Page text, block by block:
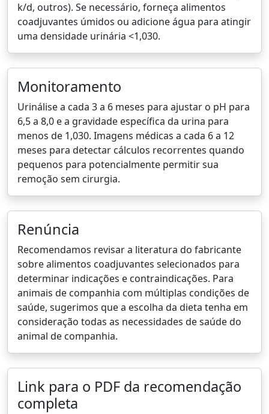
k/d, outros). Se necessário, forneça alimentos
coadjuvantes úmidos ou adicione água para atingir
uma densidade urinária <1,030.
Monitoramento
Urinálise a cada 3 a 6 meses para ajustar o pH para
6,5 a 8,0 e a gravidade específica da urina para
menos de 1,030. Imagens médicas a cada 6 a 12
meses para detectar cálculos recorrentes quando
pequenos para potencialmente permitir sua
remoção sem cirurgia.
Renúncia
Recomendamos revisar a literatura do fabricante
sobre alimentos coadjuvantes selecionados para
determinar indicações e contraindicações. Para
animais de companhia com múltiplas condições de
saúde, sugerimos que a escolha da dieta tenha em
consideração todas as necessidades de saúde do
animal de companhia.
Link para o PDF da recomendação
completa